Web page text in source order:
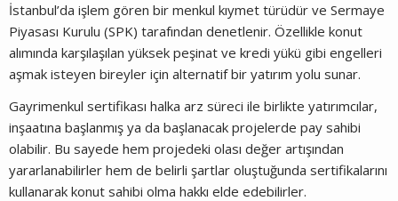
İstanbul’da işlem gören bir menkul kıymet türüdür ve Sermaye
Piyasası Kurulu (SPK) tarafından denetlenir. Özellikle konut
alımında karşılaşılan yüksek peşinat ve kredi yükü gibi engelleri
aşmak isteyen bireyler için alternatif bir yatırım yolu sunar.
Gayrimenkul sertifikası halka arz süreci ile birlikte yatırımcılar,
inşaatına başlanmış ya da başlanacak projelerde pay sahibi
olabilir. Bu sayede hem projedeki olası değer artışından
yararlanabilirler hem de belirli şartlar oluştuğunda sertifikalarını
kullanarak konut sahibi olma hakkı elde edebilirler.